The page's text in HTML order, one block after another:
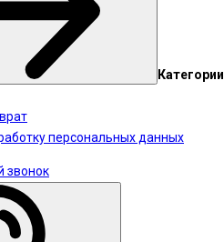
Категории
персональных данных
звонок